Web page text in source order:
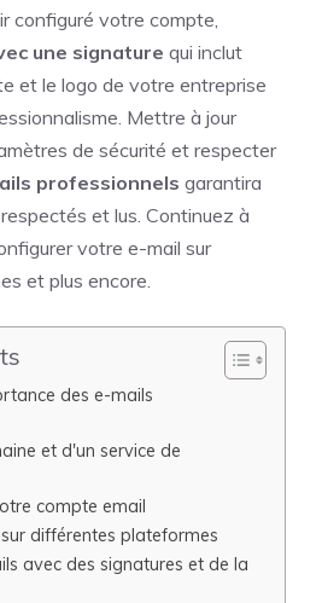
configuré votre compte,
une signature qui inclut
et le logo de votre entreprise
Mettre à jour
de sécurité et respecter
professionnels garantira
et lus. Continuez à
votre e-mail sur
et plus encore.
des e-mails
et d'un service de
compte email
différentes plateformes
avec des signatures et de la